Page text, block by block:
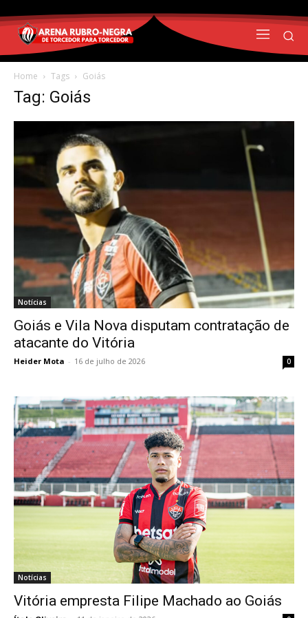
Home Tags Goiás
Tag: Goiás
Notícias
Goiás e Vila Nova disputam contratação de
atacante do Vitória
Heider Mota - 16 de julho de 2026 0
Notícias
Vitória empresta Filipe Machado ao Goiás